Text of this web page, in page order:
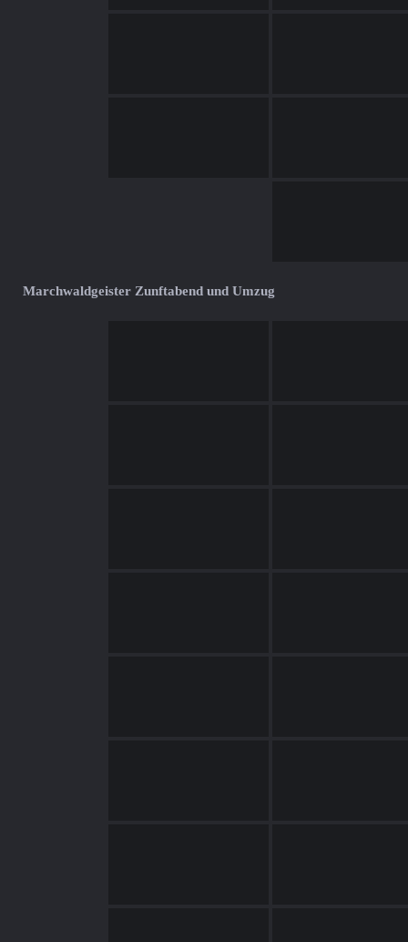
Marchwaldgeister Zunftabend und Umzug